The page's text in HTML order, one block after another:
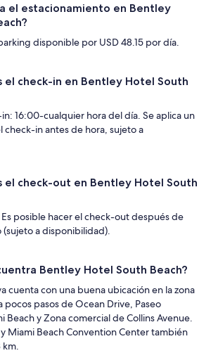
el estacionamiento en Bentley
disponible por USD 48.15 por día.
el check-in en Bentley Hotel South
16:00-cualquier hora del día. Se aplica un
check-in antes de hora, sujeto a
el check-out en Bentley Hotel South
posible hacer el check-out después de
(sujeto a disponibilidad).
Bentley Hotel South Beach?
cuenta con una buena ubicación en la zona
pocos pasos de Ocean Drive, Paseo
Beach y Zona comercial de Collins Avenue.
Miami Beach Convention Center también
km.